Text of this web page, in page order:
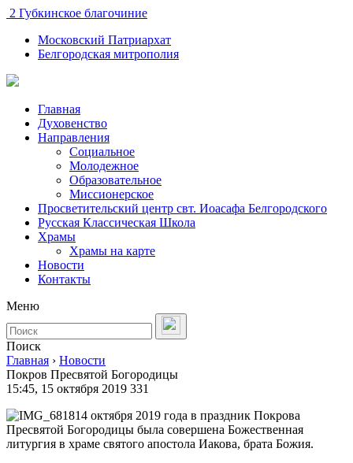
2 Губкинское благочиние
Московский Патриархат
Белгородская митрополия
Главная
Духовенство
Направления
Социальное
Молодежное
Образовательное
Миссионерское
Просветительский центр свт. Иоасафа Белгородского
Русская Классическая Школа
Храмы
Храмы на карте
Новости
Контакты
Меню
Поиск
Главная › Новости
Покров Пресвятой Богородицы
15:45, 15 октября 2019 331
14 октября 2019 года в праздник Покрова
Пресвятой Богородицы была совершена Божественная
литургия в храме святого апостола Иакова, брата Божия.